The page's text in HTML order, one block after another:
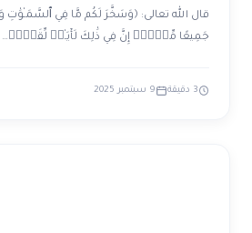
قال الله تعالى: ﴿وَسَخَّرَ لَكُم مَّا فِي
جَمِيعًا مِّنۡهُۚ إِنَّ فِي ذَٰلِكَ لَأٓيَـٰتࣲ لِّقَوۡمࣲ…
3 دقيقة 9 سبتمبر 2025